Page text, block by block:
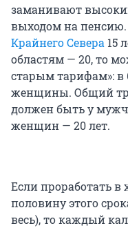
заманивают
выходом на пенсию.
Крайнего Севера 15
областям — 20, то
старым тарифам»:
женщины. Общий
должен быть у
женщин — 20 лет.
Если проработать в
половину этого
весь), то каждый